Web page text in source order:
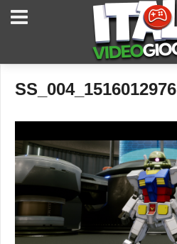
SS_004_1516012976